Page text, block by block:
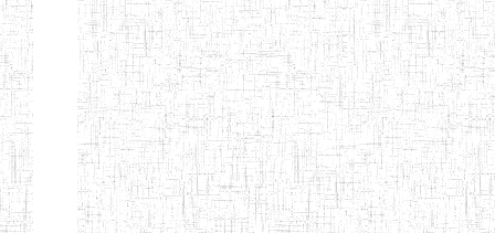
Etablissements
d'enseignement
normal